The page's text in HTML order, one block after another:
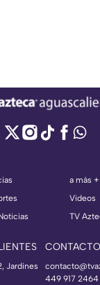
a más +
Videos
TV
Jardines
CONTACTO
449 917